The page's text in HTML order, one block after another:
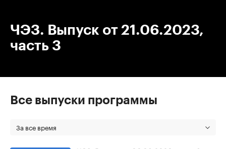
ЧЭЗ. Выпуск от 21.06.2023,
часть 3
Все выпуски программы
За все время